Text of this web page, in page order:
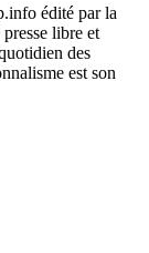
édité par la
libre et
des
est son